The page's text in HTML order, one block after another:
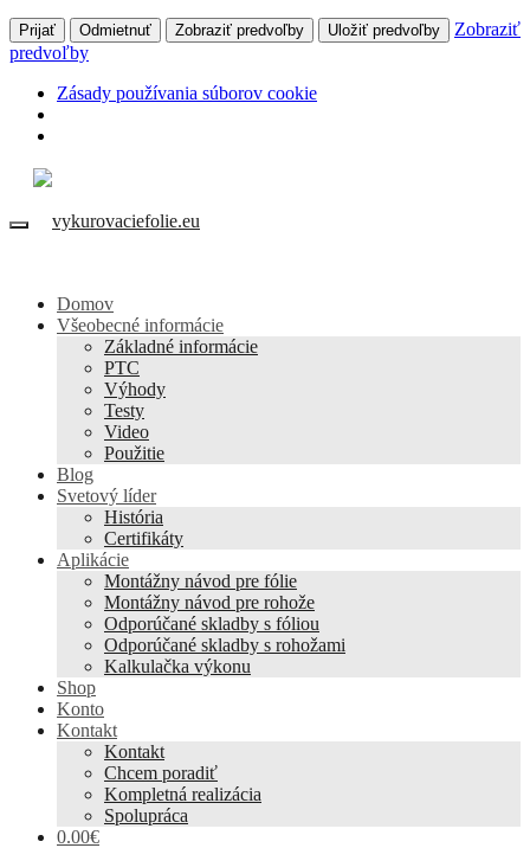
Prijať Odmietnuť Zobraziť predvoľby Uložiť predvoľby
Zobraziť
predvoľby
Zásady používania súborov cookie
Domov
Všeobecné informácie
Základné informácie
PTC
Výhody
Testy
Video
Použitie
Blog
Svetový líder
História
Certifikáty
Aplikácie
Montážny návod pre fólie
Montážny návod pre rohože
Odporúčané skladby s fóliou
Odporúčané skladby s rohožami
Kalkulačka výkonu
Shop
Konto
Kontakt
Kontakt
Chcem poradiť
Kompletná realizácia
Spolupráca
0.00€